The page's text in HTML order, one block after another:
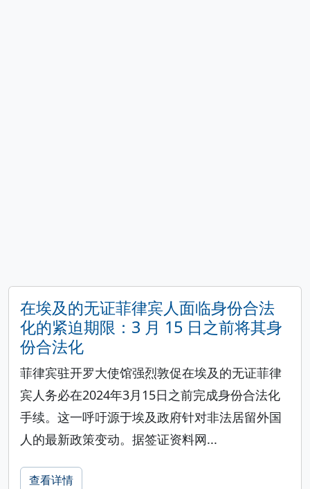
在埃及的无证菲律宾人面临身份合法
化的紧迫期限：3 月 15 日之前将其身
份合法化
菲律宾驻开罗大使馆强烈敦促在埃及的无证菲律
宾人务必在2024年3月15日之前完成身份合法化
手续。这一呼吁源于埃及政府针对非法居留外国
人的最新政策变动。据签证资料网...
查看详情